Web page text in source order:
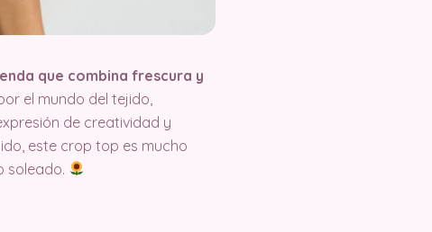
que combina frescura y
el mundo del tejido,
de creatividad y
este crop top es mucho
soleado.